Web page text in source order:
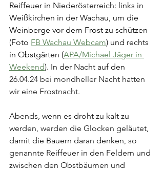
Reiffeuer in Niederösterreich: links in
Weißkirchen in der Wachau, um die
Weinberge vor dem Frost zu schützen
(Foto FB Wachau Webcam) und rechts
in Obstgärten (APA/Michael Jäger in
Weekend). In der Nacht auf den
26.04.24 bei mondheller Nacht hatten
wir eine Frostnacht.
Abends, wenn es droht zu kalt zu
werden, werden die Glocken geläutet,
damit die Bauern daran denken, so
genannte Reiffeuer in den Feldern und
zwischen den Obstbäumen und